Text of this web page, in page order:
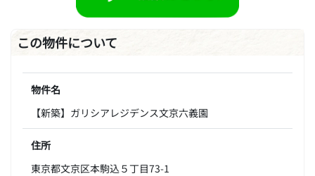
この物件について
物件名
【新築】ガリシアレジデンス文京六義園
住所
東京都文京区本駒込５丁目73-1